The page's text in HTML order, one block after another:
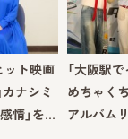
ット映画
カナシミ
情」を…
「大阪駅
めちゃく
アルバム